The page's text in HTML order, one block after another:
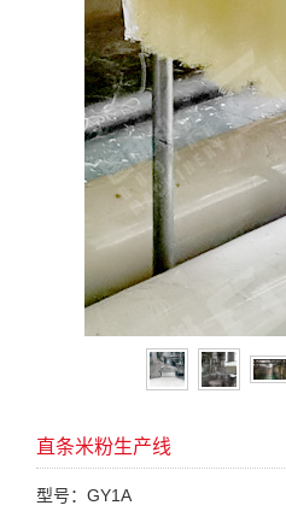
直条米粉生产线
型号：GY1A